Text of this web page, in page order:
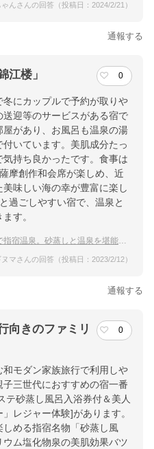
ゃんさんの回答（投稿日：2024/2/21）
通報する
江楼」 0
冬にカップルで予約が取りや
迎等のサービスがある宿で
があり、お風呂も温泉の湯
いています。美肌成分たっ
持ち良かったです。食事は
摩創作和会席が楽しめ、近
味しい海の幸が豊富に楽し
過ごしやすい宿で、温泉と
す。
蒸しと温泉を堪能したいので露天風呂付客室に泊まりたい
ヌマさんの回答（投稿日：2023/2/12）
通報する
向きのファミリ
0
モダン家族旅行で利用しや
三世代におすすめの宿一番
テ砂蒸し風呂入浴券付＆美人
レジャー体験]があります。
める指宿名物「砂蒸し風
ム塩化物泉の美肌効果バツ